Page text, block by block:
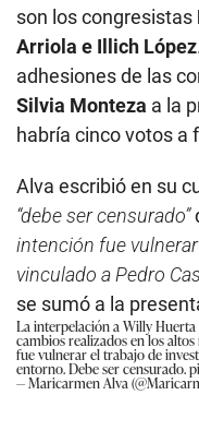
son los congresistas
Arriola e Illich López
adhesiones de las
Silvia Monteza a la
habría cinco votos a
Alva escribió en su
“debe ser censurado”
intención fue
vinculado a Pedro
se sumó a la
La interpelación a Willy
cambios realizados en los
fue vulnerar el trabajo de
entorno. Debe ser censurado.
— Maricarmen Alva